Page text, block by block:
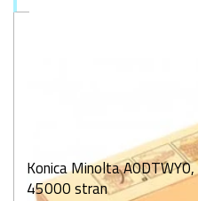
Konica Minolta
45000 stran